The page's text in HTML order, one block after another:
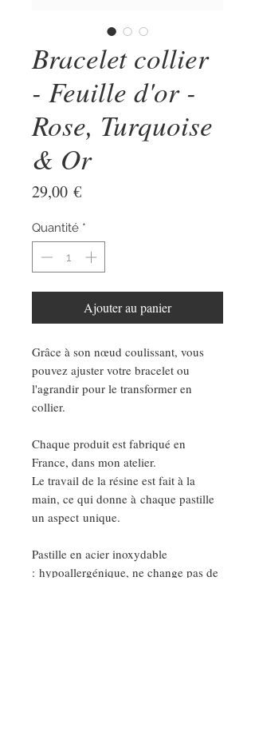
Bracelet collier
- Feuille d'or -
Rose, Turquoise
& Or
29,00 €Prix
Quantité *
Ajouter au panier
Grâce à son nœud coulissant, vous
pouvez ajuster votre bracelet ou
l'agrandir pour le transformer en
collier.
Chaque produit est fabriqué en
France, dans mon atelier.
Le travail de la résine est fait à la
main, ce qui donne à chaque pastille
un aspect unique.
Pastille en acier inoxydable
: hypoallergénique, ne change pas de